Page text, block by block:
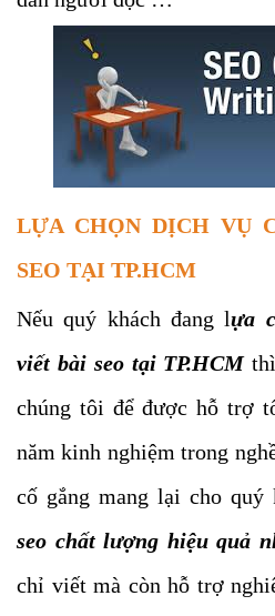
LỰA CHỌN DỊCH VỤ
SEO TẠI TP.HCM
Nếu quý khách đang lựa
viết bài seo tại TP.HCMthì
chúng tôi để được hỗ trợ
năm kinh nghiệm trong
cố gắng mang lại cho quý
seo chất lượng hiệu quả
chỉ viết mà còn hỗ trợ